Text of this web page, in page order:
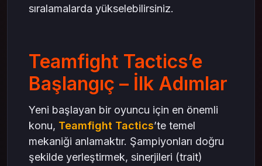
sıralamalarda yükselebilirsiniz.
Teamfight Tactics’e
Başlangıç – İlk Adımlar
Yeni başlayan bir oyuncu için en önemli
konu, Teamfight Tactics’te temel
mekaniği anlamaktır. Şampiyonları doğru
şekilde yerleştirmek, sinerjileri (trait)